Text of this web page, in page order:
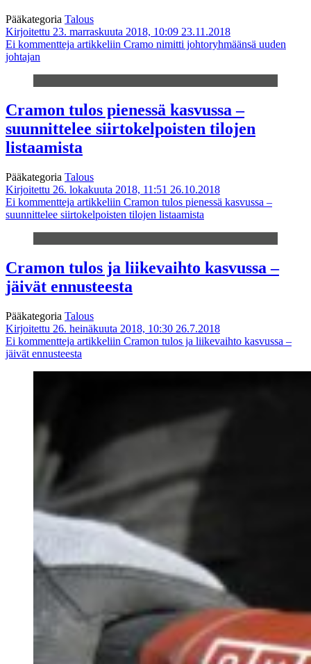
Pääkategoria Talous
Kirjoitettu 23. marraskuuta 2018, 10:09 23.11.2018
Ei kommentteja artikkeliin Cramo nimitti johtoryhmäänsä uuden
johtajan
Cramon tulos pienessä kasvussa –
suunnittelee siirtokelpoisten tilojen
listaamista
Pääkategoria Talous
Kirjoitettu 26. lokakuuta 2018, 11:51 26.10.2018
Ei kommentteja artikkeliin Cramon tulos pienessä kasvussa –
suunnittelee siirtokelpoisten tilojen listaamista
Cramon tulos ja liikevaihto kasvussa –
jäivät ennusteesta
Pääkategoria Talous
Kirjoitettu 26. heinäkuuta 2018, 10:30 26.7.2018
Ei kommentteja artikkeliin Cramon tulos ja liikevaihto kasvussa –
jäivät ennusteesta